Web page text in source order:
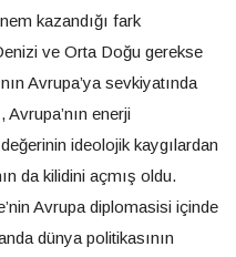
kazandığı fark
ve Orta Doğu gerekse
Avrupa’ya sevkiyatında
enerji
ideolojik kaygılardan
da kilidini açmış oldu.
Avrupa diplomasisi içinde
dünya politikasının